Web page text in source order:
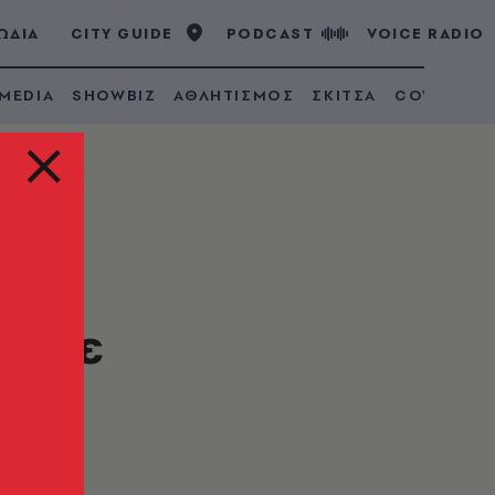
CITY GUIDE PODCAST VOICE RADIO
SHOWBIZ ΑΘΛΗΤΙΣΜΟΣ ΣΚΙΤΣΑ COVID 19
με